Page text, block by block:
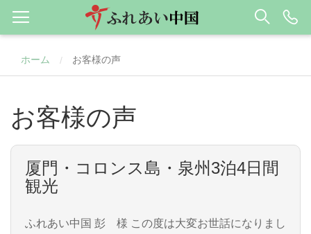
ホーム / お客様の声
お客様の声
厦門・コロンス島・泉州3泊4日間
観光
ふれあい中国 彭 様 この度は大変お世話になりまし